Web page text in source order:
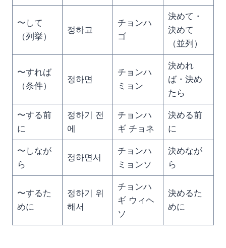
〜して
（列挙）
정하고
チョンハ
ゴ
決めて・
決めて
（並列）
〜すれば
（条件）
정하면
チョンハ
ミョン
決めれ
ば・決め
たら
〜する前
に
정하기 전
에
チョンハ
ギ チョネ
決める前
に
〜しなが
ら
정하면서
チョンハ
ミョンソ
決めなが
ら
〜するた
めに
정하기 위
해서
チョンハ
ギ ウィヘ
ソ
決めるた
めに